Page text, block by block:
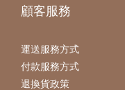
顧客服務
運送服務方式
付款服務方式
退換貨政策